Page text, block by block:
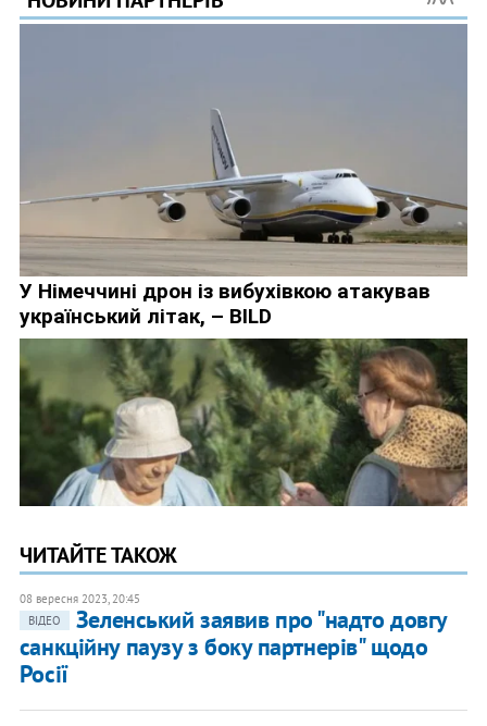
ЧИТАЙТЕ ТАКОЖ
08 вересня 2023, 20:45
ВІДЕО
Зеленський заявив про "надто довгу
санкційну паузу з боку партнерів" щодо
Росії